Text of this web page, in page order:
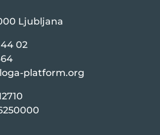
Ljubljana
02
platform.org